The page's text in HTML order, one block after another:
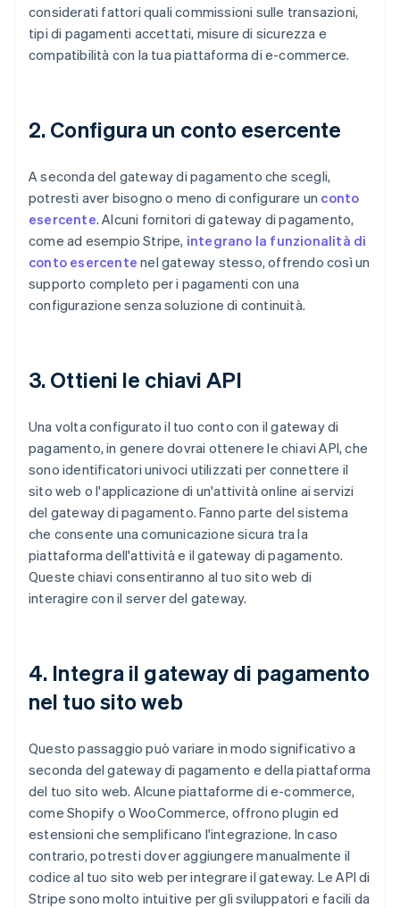
considerati fattori quali commissioni sulle transazioni,
tipi di pagamenti accettati, misure di sicurezza e
compatibilità con la tua piattaforma di e-commerce.
2. Configura un conto esercente
A seconda del gateway di pagamento che scegli,
potresti aver bisogno o meno di configurare un conto
esercente. Alcuni fornitori di gateway di pagamento,
come ad esempio Stripe, integrano la funzionalità di
conto esercente nel gateway stesso, offrendo così un
supporto completo per i pagamenti con una
configurazione senza soluzione di continuità.
3. Ottieni le chiavi API
Una volta configurato il tuo conto con il gateway di
pagamento, in genere dovrai ottenere le chiavi API, che
sono identificatori univoci utilizzati per connettere il
sito web o l'applicazione di un'attività online ai servizi
del gateway di pagamento. Fanno parte del sistema
che consente una comunicazione sicura tra la
piattaforma dell'attività e il gateway di pagamento.
Queste chiavi consentiranno al tuo sito web di
interagire con il server del gateway.
4. Integra il gateway di pagamento
nel tuo sito web
Questo passaggio può variare in modo significativo a
seconda del gateway di pagamento e della piattaforma
del tuo sito web. Alcune piattaforme di e-commerce,
come Shopify o WooCommerce, offrono plugin ed
estensioni che semplificano l'integrazione. In caso
contrario, potresti dover aggiungere manualmente il
codice al tuo sito web per integrare il gateway. Le API di
Stripe sono molto intuitive per gli sviluppatori e facili da